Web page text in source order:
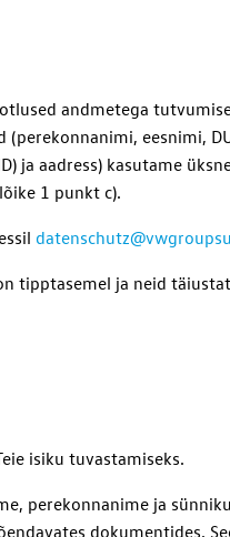
andmetega
(perekonnanimi, eesnimi,
ja aadress) kasutame
1 punkt c).
tipptasemel ja neid
isiku tuvastamiseks.
perekonnanime ja
dokumentides.